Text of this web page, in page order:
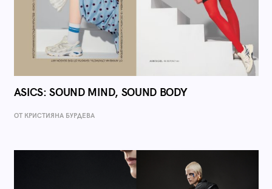
ASICS: SOUND MIND, SOUND BODY
ОТ КРИСТИЯНА БУРДЕВА